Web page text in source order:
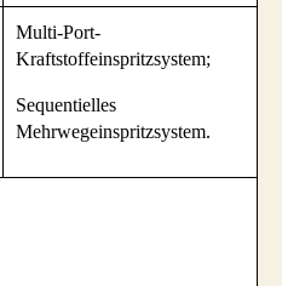
Multi-Port-
Kraftstoffeinspritzsystem;
Sequentielles
Mehrwegeinspritzsystem.